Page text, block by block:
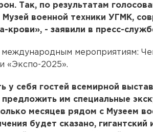
Так, по результатам
военной техники УГМК,
крови», - заявили в пресс-
мероприятиям:
«Экспо-2025».
себя гостей всемирной
им специальные
месяцев рядом с Музеем
будет сказано, гигантский